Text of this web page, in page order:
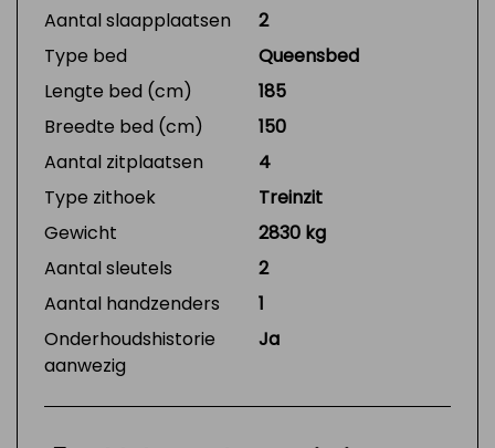
Aantal slaapplaatsen
2
Type bed
Queensbed
Lengte bed (cm)
185
Breedte bed (cm)
150
Aantal zitplaatsen
4
Type zithoek
Treinzit
Gewicht
2830 kg
Aantal sleutels
2
Aantal handzenders
1
Onderhoudshistorie
aanwezig
Ja